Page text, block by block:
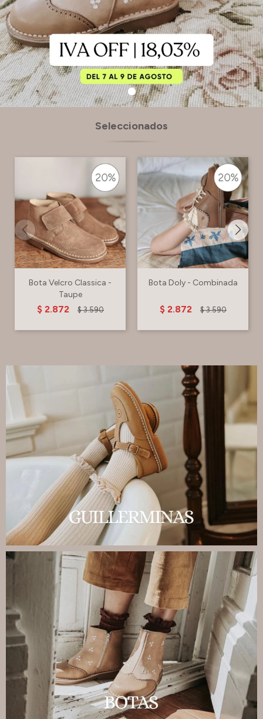
Seleccionados
Bota Velcro Classica -
Taupe
$ 2.872 $ 3.590
Bota Doly - Combinada
$ 2.872 $ 3.590